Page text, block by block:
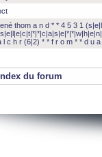
thom a n d * * 4 5 3 1
l c h r (6|2) * * f r o m * * d u a
Index du forum